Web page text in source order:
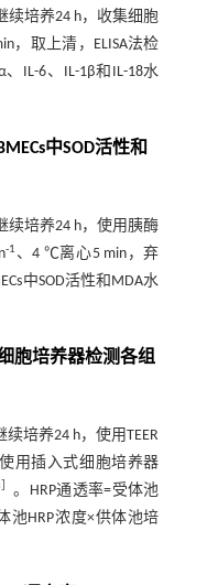
续培养24 h，收集细胞
，取上清，ELISA法检
IL-6、IL-1β和IL-18水
中SOD活性和
续培养24 h，使用胰酶
-1 、4 ℃离心5 min，弃
中SOD活性和MDA水
胞培养器检测各组
续培养24 h，使用TEER
使用插入式细胞培养器
。HRP通透率=受体池
池HRP浓度×供体池培